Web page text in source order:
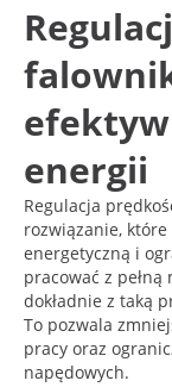
energii
Regulacja
rozwiązanie,
energetyczną i
pracować z pełną
dokładnie z taką
To pozwala
pracy oraz
napędowych.